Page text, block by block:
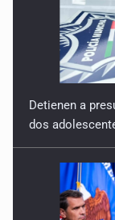
Detienen a
dos